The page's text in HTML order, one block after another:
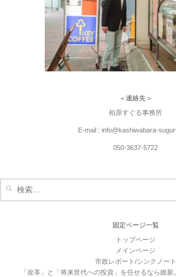
＜連絡先＞
柏原すぐる事務所
E-mail : info@kashiwabara-
050-3637-5722
固定ページ一覧
トップページ
メインページ
市政レポート/シンクノート
「改革」と「将来世代への投資」を任せるなら維新